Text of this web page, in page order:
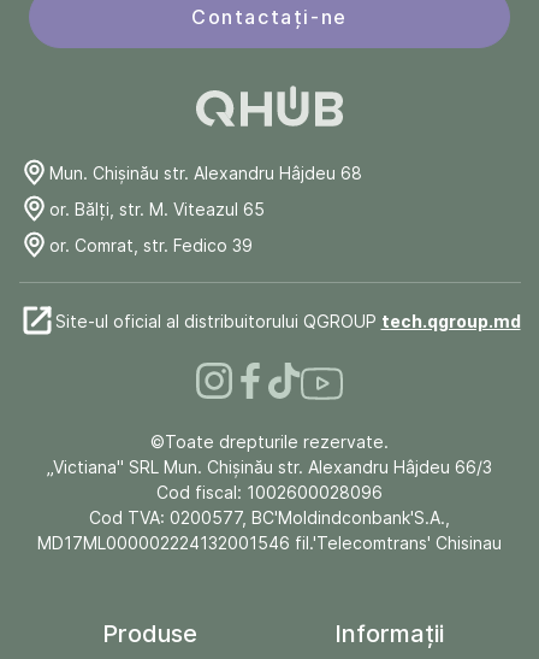
Contactați-ne
Mun. Chişinău str. Alexandru Hâjdeu 68
or. Bălți, str. M. Viteazul 65
or. Comrat, str. Fedico 39
Site-ul oficial al distribuitorului QGROUP tech.qgroup.md
©Toate drepturile rezervate.
„Victiana" SRL Mun. Chişinău str. Alexandru Hâjdeu 66/3
Cod fiscal: 1002600028096
Cod TVA: 0200577, BC'Moldindconbank'S.A.,
MD17ML000002224132001546 fil.'Telecomtrans' Chisinau
Produse Informații